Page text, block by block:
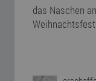
das Naschen
Weihnachtsfest